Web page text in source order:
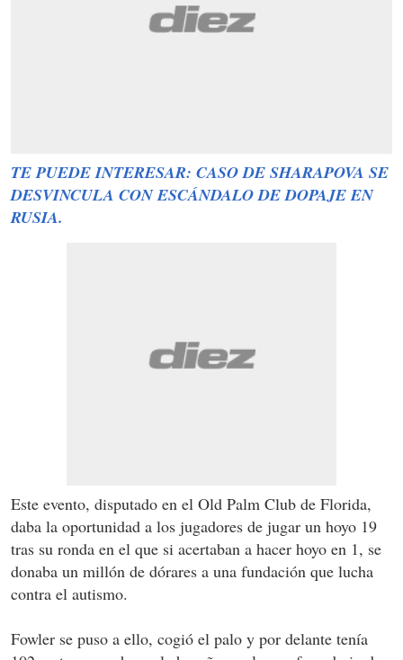
TE PUEDE INTERESAR: CASO DE SHARAPOVA SE
DESVINCULA CON ESCÁNDALO DE DOPAJE EN
RUSIA.
Este evento, disputado en el Old Palm Club de Florida,
daba la oportunidad a los jugadores de jugar un hoyo 19
tras su ronda en el que si acertaban a hacer hoyo en 1, se
donaba un millón de dórares a una fundación que lucha
contra el autismo.
Fowler se puso a ello, cogió el palo y por delante tenía